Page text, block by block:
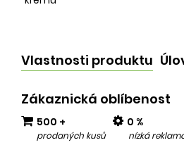
Vlastnosti produktu
Zákaznická oblíbenost
500 +
prodaných kusů
0 %
nízká